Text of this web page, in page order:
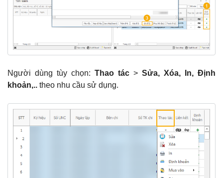
Người dùng tùy chọn: Thao tác > Sửa, Xóa, In, Định
khoản,.. theo nhu cầu sử dụng.